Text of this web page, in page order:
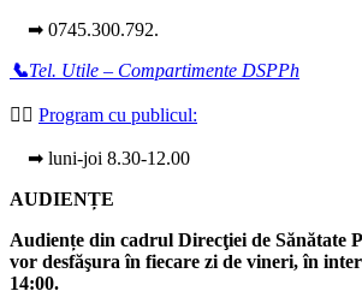
➡ 0745.300.792.
📞Tel. Utile – Compartimente DSPPh
👩‍⚕️ Program cu publicul:
➡ luni-joi 8.30-12.00
AUDIENȚE
Audiențe din cadrul Direcţiei de Sănătate
vor desfăşura în fiecare zi de vineri, în
14:00.